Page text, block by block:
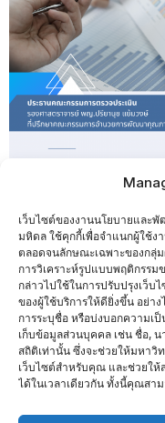
เว็บไซต์ของงานนโยบายแล
มหิดล ใช้คุกกี้เพื่อจำแนกผู้ใช้ง
ตลอดจนลักษณะเฉพาะของกลุ่
การวิเคราะห์รูปแบบพฤติกรร
กล่าวไปใช้ในการปรับปรุงเว็บ
ของผู้ใช้บริการให้ดียิ่งขึ้น อย่า
การระบุชื่อ หรือบ่งบอกความเ
เก็บข้อมูลส่วนบุคคล เช่น ชื่อ, น
สถิติเท่านั้น ซึ่งจะช่วยให้มหาวิ
เว็บไซต์สำหรับคุณ และช่วยให้
ได้ในเวลาเดียวกัน ทั้งนี้คุณสา
จำนวนผู้เยี่ยมชม : 1,062